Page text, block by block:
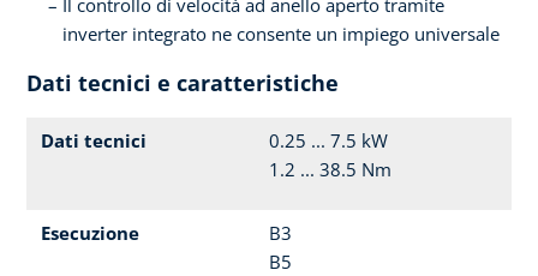
Il controllo di velocità ad anello aperto tramite
inverter integrato ne consente un impiego universale
Dati tecnici e caratteristiche
Dati tecnici
0.25 ... 7.5 kW
1.2 ... 38.5 Nm
Esecuzione
B3
B5